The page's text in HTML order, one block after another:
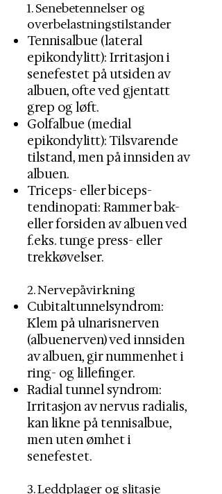
1. Senebetennelser og
overbelastningstilstander
Tennisalbue (lateral
epikondylitt): Irritasjon i
senefestet på utsiden av
albuen, ofte ved gjentatt
grep og løft.
Golfalbue (medial
epikondylitt): Tilsvarende
tilstand, men på innsiden av
albuen.
Triceps- eller biceps-
tendinopati: Rammer bak-
eller forsiden av albuen ved
f.eks. tunge press- eller
trekkøvelser.
2. Nervepåvirkning
Cubitaltunnelsyndrom:
Klem på ulnarisnerven
(albuenerven) ved innsiden
av albuen, gir nummenhet i
ring- og lillefinger.
Radial tunnel syndrom:
Irritasjon av nervus radialis,
kan likne på tennisalbue,
men uten ømhet i
senefestet.
3. Leddplager og slitasje